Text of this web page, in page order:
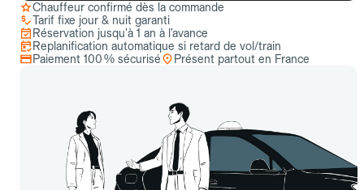
Chauffeur confirmé dès la commande
Tarif fixe jour & nuit garanti
Réservation jusqu’à 1 an à l’avance
Replanification automatique si retard de vol/train
Paiement 100 % sécurisé
Présent partout en France